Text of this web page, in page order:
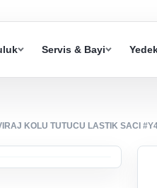
Servis & Bayi
KOLU TUTUCU LASTIK SACI